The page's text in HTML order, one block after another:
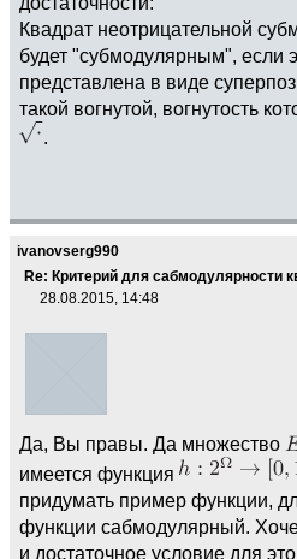
Квадрат неотрицательной
будет "субмодулярным", если
представлена в виде
такой вогнутой, вогнутость
.
ivanovserg990
Re: Критерий для сабмодулярности
28.08.2015, 14:48
Да, Вы правы. Да множество
имеется функция
придумать пример функции,
функции сабмодулярный.
и достаточное условие для